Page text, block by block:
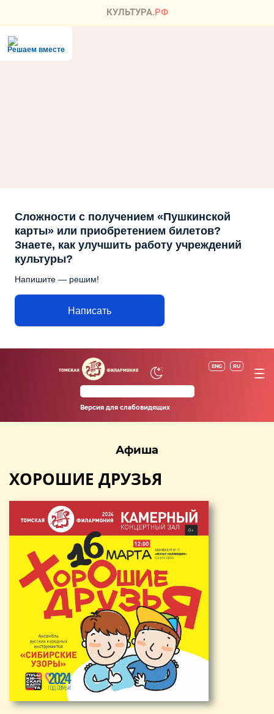
Решаем вместе
Сложности с получением «Пушкинской
карты» или приобретением билетов?
Знаете, как улучшить работу учреждений
культуры?
Напишите — решим!
Написать
ENG RU
Версия для слабовидящих
Афиша
ХОРОШИЕ ДРУЗЬЯ